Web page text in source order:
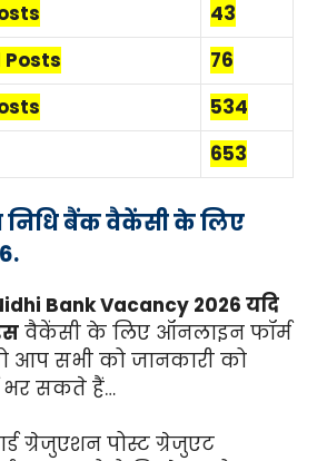
43
76
534
653
निधि बैंक वैकेंसी के लिए
Bank Vacancy 2026 यदि
वैकेंसी के लिए ऑनलाइन फॉर्म
आप सभी को जानकारी को
भर सकते हैं…
ग्रेजुएशन पोस्ट ग्रेजुएट